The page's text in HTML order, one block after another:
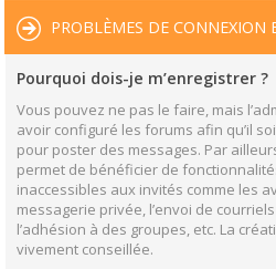
PROBLÈMES DE CONNEXION
Pourquoi dois-je m’enregistrer ?
Vous pouvez ne pas le faire, mais
avoir configuré les forums afin qu’il
pour poster des messages. Par
permet de bénéficier de
inaccessibles aux invités comme les
messagerie privée, l’envoi de
l’adhésion à des groupes, etc. La
vivement conseillée.